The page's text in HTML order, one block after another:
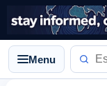
Menu